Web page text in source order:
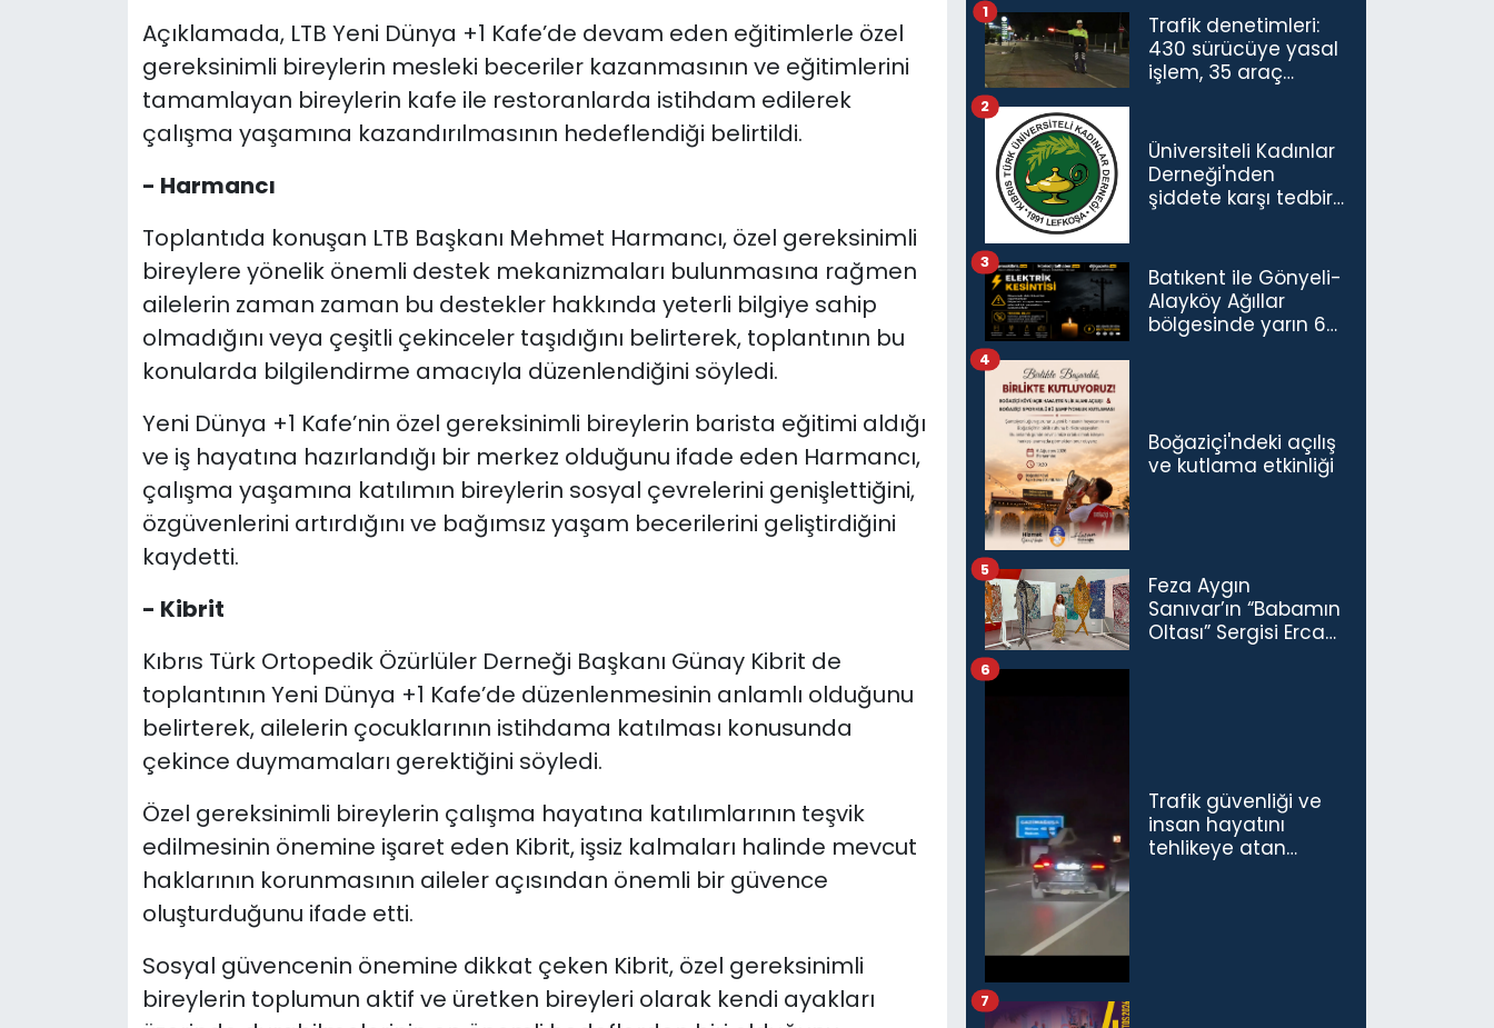
Açıklamada, LTB Yeni Dünya +1 Kafe’de devam eden eğitimlerle özel
gereksinimli bireylerin mesleki beceriler kazanmasının ve eğitimlerini
tamamlayan bireylerin kafe ile restoranlarda istihdam edilerek
çalışma yaşamına kazandırılmasının hedeflendiği belirtildi.
- Harmancı
Toplantıda konuşan LTB Başkanı Mehmet Harmancı, özel gereksinimli
bireylere yönelik önemli destek mekanizmaları bulunmasına rağmen
ailelerin zaman zaman bu destekler hakkında yeterli bilgiye sahip
olmadığını veya çeşitli çekinceler taşıdığını belirterek, toplantının bu
konularda bilgilendirme amacıyla düzenlendiğini söyledi.
Yeni Dünya +1 Kafe’nin özel gereksinimli bireylerin barista eğitimi aldığı
ve iş hayatına hazırlandığı bir merkez olduğunu ifade eden Harmancı,
çalışma yaşamına katılımın bireylerin sosyal çevrelerini genişlettiğini,
özgüvenlerini artırdığını ve bağımsız yaşam becerilerini geliştirdiğini
kaydetti.
- Kibrit
Kıbrıs Türk Ortopedik Özürlüler Derneği Başkanı Günay Kibrit de
toplantının Yeni Dünya +1 Kafe’de düzenlenmesinin anlamlı olduğunu
belirterek, ailelerin çocuklarının istihdama katılması konusunda
çekince duymamaları gerektiğini söyledi.
Özel gereksinimli bireylerin çalışma hayatına katılımlarının teşvik
edilmesinin önemine işaret eden Kibrit, işsiz kalmaları halinde mevcut
haklarının korunmasının aileler açısından önemli bir güvence
oluşturduğunu ifade etti.
Sosyal güvencenin önemine dikkat çeken Kibrit, özel gereksinimli
bireylerin toplumun aktif ve üretken bireyleri olarak kendi ayakları
Trafik denetimleri:
430 sürücüye yasal
işlem, 35 araç
1
Üniversiteli Kadınlar
Derneği'nden
şiddete karşı tedbir
2
Batıkent ile Gönyeli-
Alayköy Ağıllar
bölgesinde yarın 6
3
Boğaziçi'ndeki açılış
ve kutlama etkinliği
4
Feza Aygın
Sanıvar’ın “Babamın
Oltası” Sergisi Ercan
5
Trafik güvenliği ve
insan hayatını
tehlikeye atan
6
7